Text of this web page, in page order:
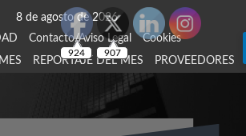
8 de agosto de 2026
Contacto/Aviso Legal
Cookies
REPORTAJE DEL MES PROVEEDORES
924 907